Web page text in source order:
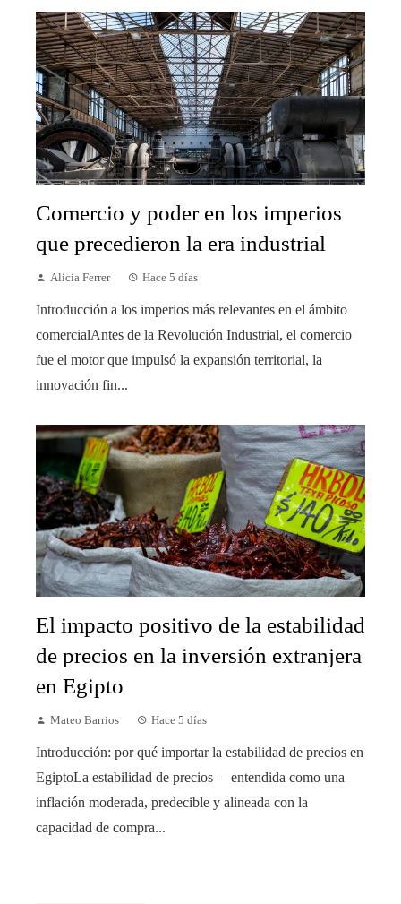
Comercio y poder en los imperios
que precedieron la era industrial
Alicia Ferrer Hace 5 días
Introducción a los imperios más relevantes en el ámbito
comercialAntes de la Revolución Industrial, el comercio
fue el motor que impulsó la expansión territorial, la
innovación fin...
El impacto positivo de la estabilidad
de precios en la inversión extranjera
en Egipto
Mateo Barrios Hace 5 días
Introducción: por qué importar la estabilidad de precios en
EgiptoLa estabilidad de precios —entendida como una
inflación moderada, predecible y alineada con la
capacidad de compra...